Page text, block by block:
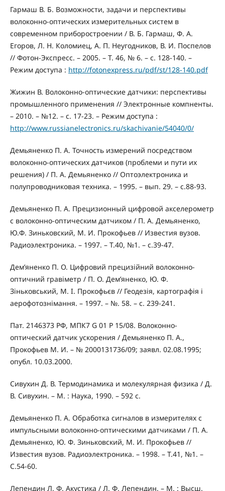
Гармаш В. Б. Возможности, задачи и перспективы
волоконно-оптических измерительных систем в
современном приборостроении / В. Б. Гармаш, Ф. А.
Егоров, Л. Н. Коломиец, А. П. Неугодников, В. И. Поспелов
// Фотон-Экспресс. – 2005. – Т. 46, № 6. – с. 128-140. –
Режим доступа : http://fotonexpress.ru/pdf/st/128-140.pdf
Жижин В. Волоконно-оптические датчики: перспективы
промышленного применения // Электронные компненты.
– 2010. – №12. – с. 17-23. – Режим доступа :
http://www.russianelectronics.ru/skachivanie/54040/0/
Демьяненко П. А. Точность измерений посредством
волоконно-оптических датчиков (проблеми и пути их
решения) / П. А. Демьяненко // Оптоэлектроника и
полупроводниковая техника. – 1995. – вып. 29. – с.88-93.
Демьяненко П. А. Прецизионный цифровой акселерометр
с волоконно-оптическим датчиком / П. А. Демьяненко,
Ю.Ф. Зиньковский, М. И. Прокофьев // Известия вузов.
Радиоэлектроника. – 1997. – Т.40, №1. – с.39-47.
Дем’яненко П. О. Цифровий прецизійний волоконно-
оптичний гравіметр / П. О. Дем’яненко, Ю. Ф.
Зіньковський, М. І. Прокофьєв // Геодезія, картографія і
аерофотознімання. – 1997. – №. 58. – с. 239-241.
Пат. 2146373 РФ, МПК7 G 01 P 15/08. Волоконно-
оптический датчик ускорения / Демьяненко П. А.,
Прокофьев М. И. – № 2000131736/09; заявл. 02.08.1995;
опубл. 10.03.2000.
Сивухин Д. В. Термодинамика и молекулярная физика / Д.
В. Сивухин. – М. : Наука, 1990. – 592 с.
Демьяненко П. А. Обработка сигналов в измерителях с
импульсными волоконно-оптическими датчиками / П. А.
Демьяненко, Ю. Ф. Зиньковский, М. И. Прокофьев //
Известия вузов. Радиоэлектроника. – 1998. – Т.41, №1. –
С.54-60.
Лепендин Л. Ф. Акустика / Л. Ф. Лепендин. – М. : Высш.